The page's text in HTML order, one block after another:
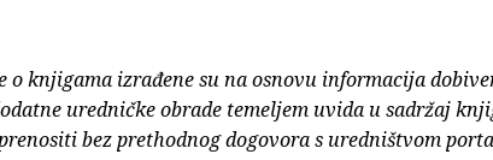
o knjigama izrađene su na osnovu informacija
uredničke obrade temeljem uvida u sadržaj
bez prethodnog dogovora s uredništvom